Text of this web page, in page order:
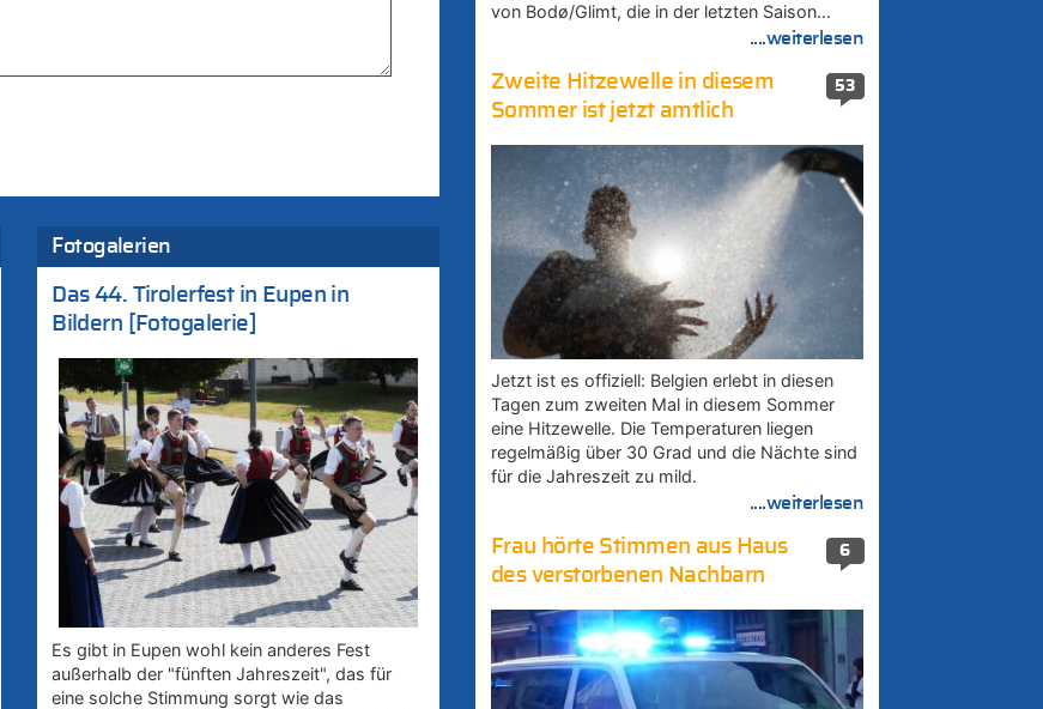
Fotogalerien
Das 44. Tirolerfest in Eupen in
Bildern [Fotogalerie]
Es gibt in Eupen wohl kein anderes Fest
außerhalb der "fünften Jahreszeit", das für
eine solche Stimmung sorgt wie das
von Bodø/Glimt, die in der letzten Saison…
....weiterlesen
53
Zweite Hitzewelle in diesem
Sommer ist jetzt amtlich
Jetzt ist es offiziell: Belgien erlebt in diesen
Tagen zum zweiten Mal in diesem Sommer
eine Hitzewelle. Die Temperaturen liegen
regelmäßig über 30 Grad und die Nächte sind
für die Jahreszeit zu mild.
....weiterlesen
6
Frau hörte Stimmen aus Haus
des verstorbenen Nachbarn